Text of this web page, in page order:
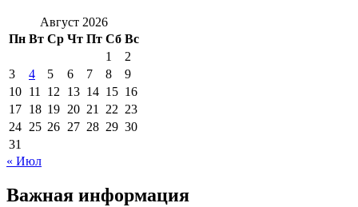
Август 2026
Пн Вт Ср Чт Пт Сб Вс
1
2
3
4 5 6 7 8
9
10 11 12 13 14 15 16
17 18 19 20 21 22 23
24 25 26 27 28 29 30
31
« Июл
Важная информация